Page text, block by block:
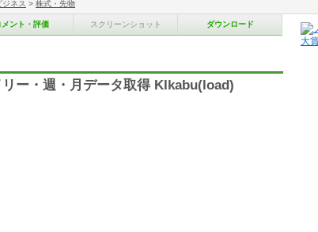
ジネス > 株式・先物
メント・評価 スクリーンショット ダウンロード
ー・週・月データ取得 KIkabu(load)